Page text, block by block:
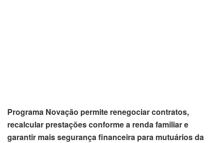
Programa Novação permite renegociar contratos,
recalcular prestações conforme a renda familiar e
garantir mais segurança financeira para mutuários da